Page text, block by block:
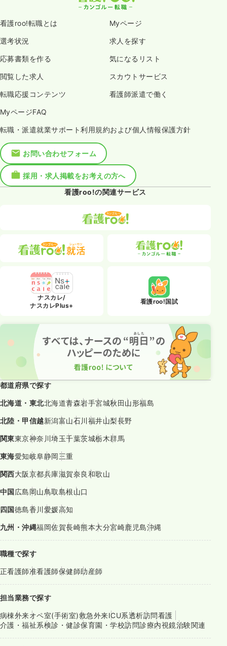
看護roo!転職とは Myページ
選考状況 求人を探す
応募書類を作る 気になるリスト
閲覧した求人 スカウトサービス
転職応援コンテンツ 看護師派遣で働く
MyページFAQ
転職・派遣就業サポート利用規約および個人情報保護方針
お問い合わせフォーム
採用・求人掲載をお考えの方へ
看護roo!の関連サービス
ナスカレ/
ナスカレPlus+
看護roo!国試
都道府県で探す
北海道・東北北海道青森岩手宮城秋田山形福島
北陸・甲信越新潟富山石川福井山梨長野
関東東京神奈川埼玉千葉茨城栃木群馬
東海愛知岐阜静岡三重
関西大阪京都兵庫滋賀奈良和歌山
中国広島岡山鳥取島根山口
四国徳島香川愛媛高知
九州・沖縄福岡佐賀長崎熊本大分宮崎鹿児島沖縄
職種で探す
正看護師准看護師保健師助産師
担当業務で探す
病棟外来オペ室(手術室)救急外来ICU系透析訪問看護
介護・福祉系検診・健診保育園・学校訪問診療内視鏡治験関連